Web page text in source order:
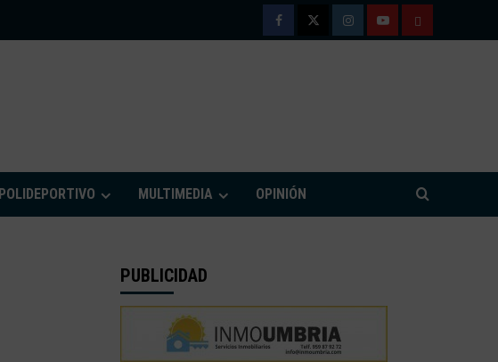
FacebookTwitterInstagramYoutubeTÉRMINOS
POLIDEPORTIVO MULTIMEDIA OPINIÓN
PUBLICIDAD